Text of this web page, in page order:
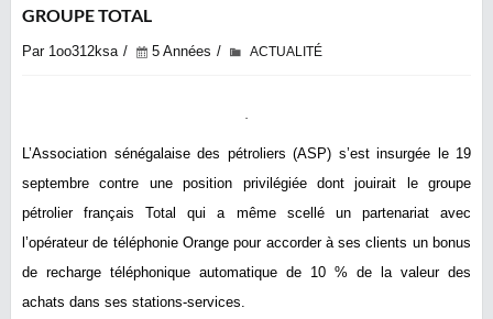
GROUPE TOTAL
Par 1oo312ksa 5 Années ACTUALITÉ
L’Association sénégalaise des pétroliers (ASP) s’est insurgée le 19
septembre contre une position privilégiée dont jouirait le groupe
pétrolier français Total qui a même scellé un partenariat avec
l’opérateur de téléphonie Orange pour accorder à ses clients un bonus
de recharge téléphonique automatique de 10 % de la valeur des
achats dans ses stations-services.